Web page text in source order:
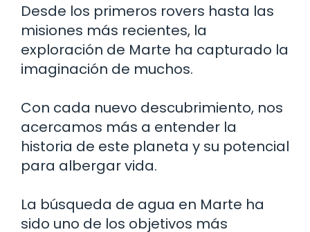
Desde los primeros rovers hasta las
misiones más recientes, la
exploración de Marte ha capturado la
imaginación de muchos.
Con cada nuevo descubrimiento, nos
acercamos más a entender la
historia de este planeta y su potencial
para albergar vida.
La búsqueda de agua en Marte ha
sido uno de los objetivos más